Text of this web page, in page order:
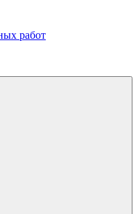
работ